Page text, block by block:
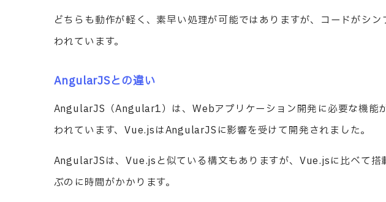
どちらも動作が軽く、素早い処理が可能ではありますが、コードがシ
われています。
AngularJSとの違い
AngularJS（Angular1）は、Webアプリケーション開発に必要な機能
われています、Vue.jsはAngularJSに影響を受けて開発されました。
AngularJSは、Vue.jsと似ている構文もありますが、Vue.jsに比べて搭
ぶのに時間がかかります。